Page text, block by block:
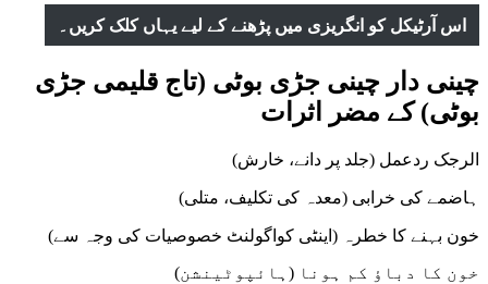
اس آرٹیکل کو انگریزی میں پڑھنے کے لیے یہاں کلک کریں۔
چینی دار چینی جڑی بوٹی (تاج قلیمی جڑی
بوٹی) کے مضر اثرات
الرجک ردعمل (جلد پر دانے، خارش)
ہاضمے کی خرابی (معدہ کی تکلیف، متلی)
خون بہنے کا خطرہ (اینٹی کواگولنٹ خصوصیات کی وجہ سے)
خون کا دباؤ کم ہونا (ہائپوٹینشن)